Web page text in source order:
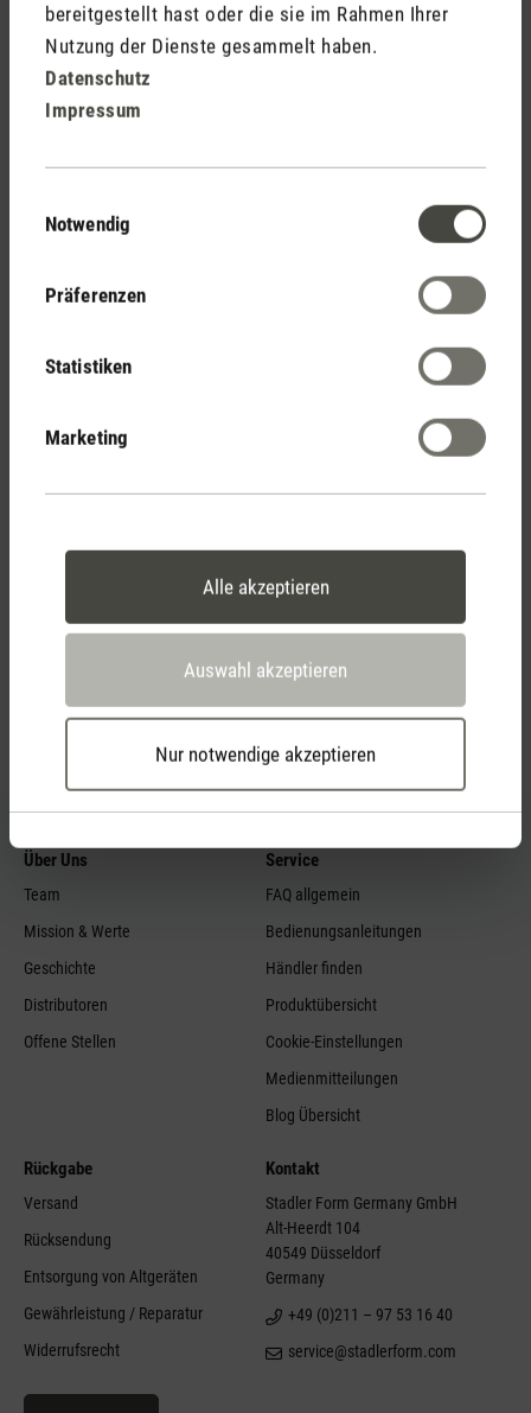
bereitgestellt hast oder die sie im Rahmen Ihrer
Nutzung der Dienste gesammelt haben.
Datenschutz
Impressum
Notwendig
Präferenzen
Statistiken
Marketing
Alle akzeptieren
Auswahl akzeptieren
Nur notwendige akzeptieren
Stadler Form
Deine Vorteile
Persönliche Kaufberatung
Feed failed to load, check browser console for more
info
Über Uns
Team
Mission & Werte
Geschichte
Distributoren
Offene Stellen
Service
FAQ allgemein
Bedienungsanleitungen
Händler finden
Produktübersicht
Cookie-Einstellungen
Medienmitteilungen
Blog Übersicht
Rückgabe
Versand
Rücksendung
Entsorgung von Altgeräten
Gewährleistung / Reparatur
Widerrufsrecht
Kontakt
Stadler Form Germany GmbH
Alt-Heerdt 104
40549 Düsseldorf
Germany
+49 (0)211 – 97 53 16 40
service@stadlerform.com